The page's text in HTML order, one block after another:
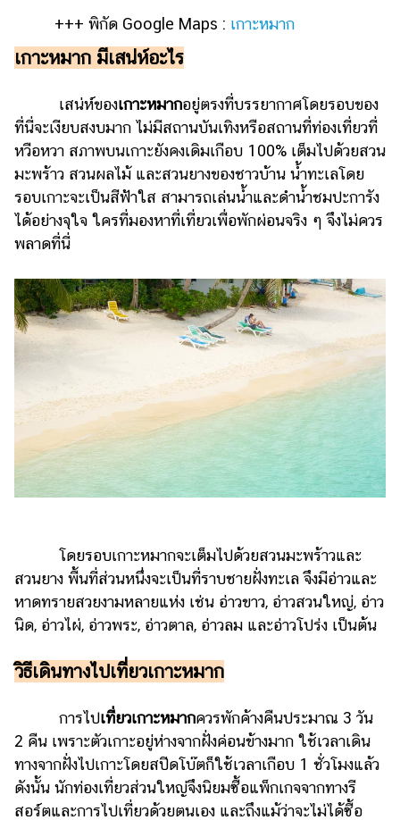
แต่งงาน
แม่
สัตว์
เลี้ยง
Infographic
บริการ
แอปฯ
กระปุก
คอร์ส
เรียน
เลข
ออนไลน์
ติดต่อ
โฆษณา
งาน
กับ
เรา
+++ พิกัด Google Maps : เกาะหมาก
เกาะหมาก มีเสน่ห์อะไร
เสน่ห์ของเกาะหมากอยู่ตรงที่บรรยากาศโดยรอบของ
ที่นี่จะเงียบสงบมาก ไม่มีสถานบันเทิงหรือสถานที่ท่องเที่ยวที่
หวือหวา สภาพบนเกาะยังคงเดิมเกือบ 100% เต็มไปด้วยสวน
มะพร้าว สวนผลไม้ และสวนยางของชาวบ้าน น้ำทะเลโดย
รอบเกาะจะเป็นสีฟ้าใส สามารถเล่นน้ำและดำน้ำชมปะการัง
ได้อย่างจุใจ ใครที่มองหาที่เที่ยวเพื่อพักผ่อนจริง ๆ จึงไม่ควร
พลาดที่นี่
โดยรอบเกาะหมากจะเต็มไปด้วยสวนมะพร้าวและ
สวนยาง พื้นที่ส่วนหนึ่งจะเป็นที่ราบชายฝั่งทะเล จึงมีอ่าวและ
หาดทรายสวยงามหลายแห่ง เช่น อ่าวขาว, อ่าวสวนใหญ่, อ่าว
นิด, อ่าวไผ่, อ่าวพระ, อ่าวตาล, อ่าวลม และอ่าวโปร่ง เป็นต้น
วิธีเดินทางไปเที่ยวเกาะหมาก
การไปเที่ยวเกาะหมากควรพักค้างคืนประมาณ 3 วัน
2 คืน เพราะตัวเกาะอยู่ห่างจากฝั่งค่อนข้างมาก ใช้เวลาเดิน
ทางจากฝั่งไปเกาะโดยสปีดโบ๊ตก็ใช้เวลาเกือบ 1 ชั่วโมงแล้ว
ดังนั้น นักท่องเที่ยวส่วนใหญ่จึงนิยมซื้อแพ็กเกจจากทางรี
สอร์ตและการไปเที่ยวด้วยตนเอง และถึงแม้ว่าจะไม่ได้ซื้อ